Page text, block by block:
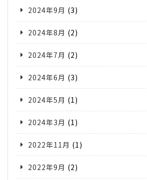
2024年9月 (3)
2024年8月 (2)
2024年7月 (2)
2024年6月 (3)
2024年5月 (1)
2024年3月 (1)
2022年11月 (1)
2022年9月 (2)